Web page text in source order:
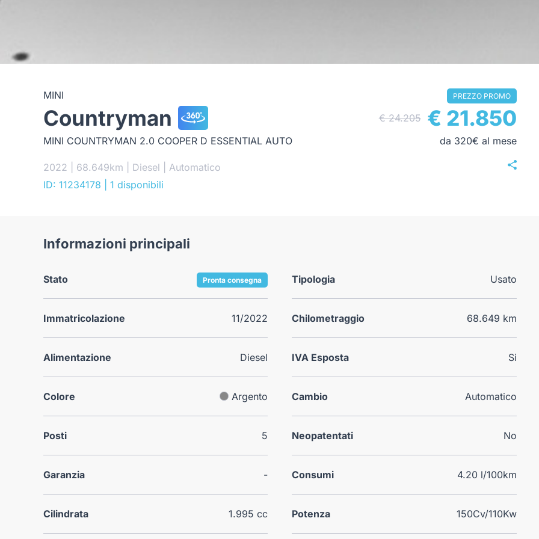
MINI
Countryman
MINI COUNTRYMAN 2.0 COOPER D ESSENTIAL AUTO
2022 | 68.649km | Diesel | Automatico
ID: 11234178
| 1 disponibili
PREZZO PROMO
€ 24.205 € 21.850
da 320€ al mese
Informazioni principali
Stato Pronta consegna Tipologia Usato
Immatricolazione 11/2022 Chilometraggio 68.649 km
Alimentazione Diesel IVA Esposta Si
Colore Argento Cambio Automatico
Posti 5 Neopatentati No
Garanzia - Consumi 4.20 l/100km
Cilindrata 1.995 cc Potenza 150Cv/110Kw